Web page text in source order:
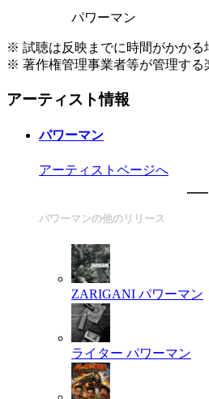
パワーマン
※ 試聴は反映までに時間がかかる
※ 著作権管理事業者等が管理する
アーティスト情報
パワーマン
アーティストページへ
パワーマンの他のリリース
ZARIGANI パワーマン
ライター パワーマン